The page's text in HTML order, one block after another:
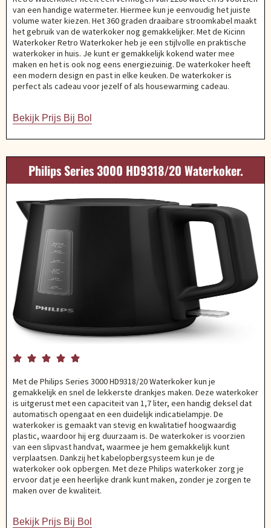
van een handige watermeter. Hiermee kun je eenvoudig het juiste
volume water kiezen. Het 360 graden draaibare stroomkabel maakt
het gebruik van de waterkoker nog gemakkelijker. Met de Kicinn
Waterkoker Retro Waterkoker heb je een stijlvolle en praktische
waterkoker in huis. Je kunt er gemakkelijk kokend water mee
maken en het is ook nog eens energiezuinig. De waterkoker heeft
een modern design en past in elke keuken. De waterkoker is
perfect als cadeau voor jezelf of als housewarming cadeau.
Bekijk Prijs Bij Bol
Philips Series 3000 HD9318/20 Waterkoker.
    
Met de Philips Series 3000 HD9318/20 Waterkoker kun je
gemakkelijk en snel de lekkerste drankjes maken. Deze waterkoker
is uitgerust met een capaciteit van 1,7 liter, een handig deksel dat
automatisch opengaat en een duidelijk indicatielampje. De
waterkoker is gemaakt van stevig en kwalitatief hoogwaardig
plastic, waardoor hij erg duurzaam is. De waterkoker is voorzien
van een slipvast handvat, waarmee je hem gemakkelijk kunt
verplaatsen. Dankzij het kabelopbergsysteem kun je de
waterkoker ook opbergen. Met deze Philips waterkoker zorg je
ervoor dat je een heerlijke drank kunt maken, zonder je zorgen te
maken over de kwaliteit.
Bekijk Prijs Bij Bol